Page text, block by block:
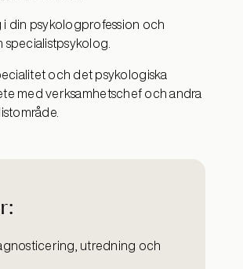
i din psykologprofession och
och det psykologiska
med verksamhetschef och andra
utredning och